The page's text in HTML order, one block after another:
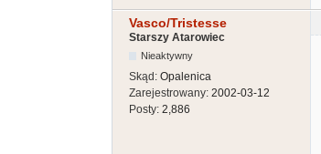
Vasco/Tristesse
Starszy Atarowiec
Nieaktywny
Skąd: Opalenica
Zarejestrowany: 2002-03-12
Posty: 2,886